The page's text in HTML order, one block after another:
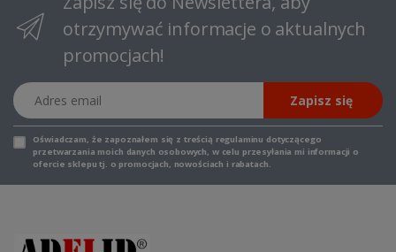
otrzymywać informacje o aktualnych
promocjach!
Adres email
Zapisz się
Oświadczam, że zapoznałem się z treścią regulaminu dotyczącego
przetwarzania moich danych osobowych, w celu przesyłania mi informacji o
ofercie sklepu tj. o promocjach, nowościach i rabatach.